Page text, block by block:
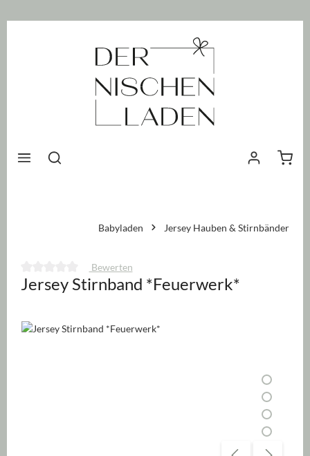
Babyladen Jersey Hauben & Stirnbänder
Durchschnittliche Bewertung von 0 von 5 Sternen
Bewerten
Jersey Stirnband *Feuerwerk*
Bildergalerie überspringen